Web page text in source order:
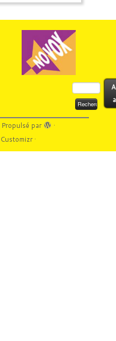
Rechercher :
Propulsé par
·
·